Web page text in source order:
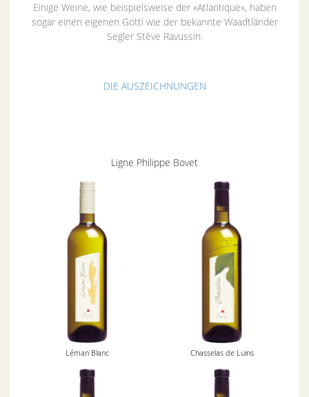
Einige Weine, wie beispielsweise der «Atlantique», haben
sogar einen eigenen Götti wie der bekannte Waadtländer
Segler Stève Ravussin.
DIE AUSZEICHNUNGEN
Ligne Philippe Bovet
Léman Blanc Chasselas de Luins